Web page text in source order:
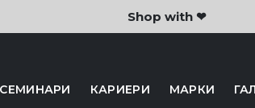
Shop with ❤
КАРИЕРИ МАРКИ